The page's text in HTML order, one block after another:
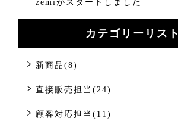
zemiがスタートしました
カテゴリーリスト
新商品(8)
直接販売担当(24)
顧客対応担当(11)